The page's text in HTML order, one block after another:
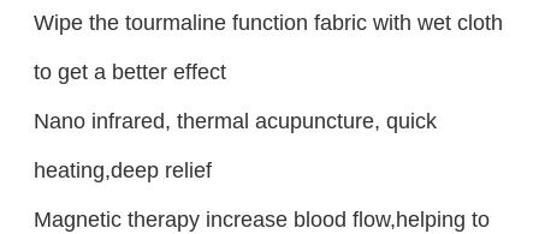
Wipe the tourmaline function fabric with wet cloth
to get a better effect
Nano infrared, thermal acupuncture, quick
heating,deep relief
Magnetic therapy increase blood flow,helping to